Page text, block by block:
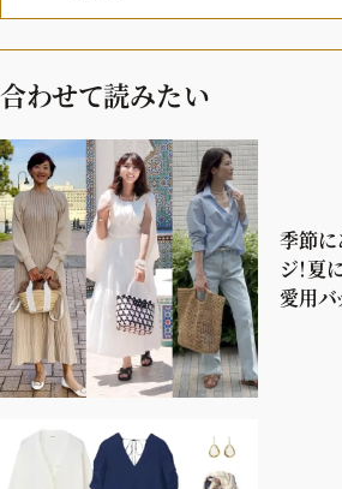
JOIN US
編集部から届くメールマ
会員限定プレゼントや特別イベ
特典が満載！
新規会員登録は
合わせて読みたい
季節に
ジ！夏
愛用バ